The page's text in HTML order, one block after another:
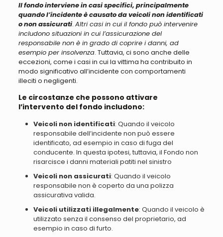
Il fondo interviene in casi specifici, principalmente
quando l’incidente è causato da veicoli non identificati
o non assicurati. Altri casi in cui il fondo può intervenire
includono situazioni in cui l’assicurazione del
responsabile non è in grado di coprire i danni, ad
esempio per insolvenza. Tuttavia, ci sono anche delle
eccezioni, come i casi in cui la vittima ha contribuito in
modo significativo all’incidente con comportamenti
illeciti o negligenti.
Le circostanze che possono attivare
l’intervento del fondo includono:
Veicoli non identificati: Quando il veicolo
responsabile dell’incidente non può essere
identificato, ad esempio in caso di fuga del
conducente. In questa ipotesi, tuttavia, il Fondo non
risarcisce i danni materiali patiti nel sinistro
Veicoli non assicurati: Quando il veicolo
responsabile non è coperto da una polizza
assicurativa valida.
Veicoli utilizzati illegalmente: Quando il veicolo è
utilizzato senza il consenso del proprietario, ad
esempio in caso di furto.